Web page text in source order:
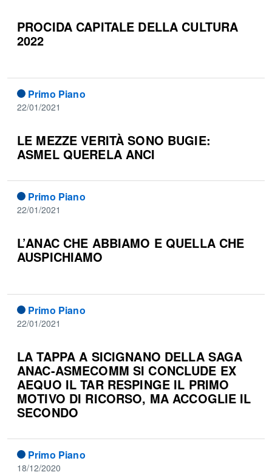
PROCIDA CAPITALE DELLA CULTURA
2022
Primo Piano
22/01/2021
LE MEZZE VERITÀ SONO BUGIE:
ASMEL QUERELA ANCI
Primo Piano
22/01/2021
L’ANAC CHE ABBIAMO E QUELLA CHE
AUSPICHIAMO
Primo Piano
22/01/2021
LA TAPPA A SICIGNANO DELLA SAGA
ANAC-ASMECOMM SI CONCLUDE EX
AEQUO IL TAR RESPINGE IL PRIMO
MOTIVO DI RICORSO, MA ACCOGLIE IL
SECONDO
Primo Piano
18/12/2020